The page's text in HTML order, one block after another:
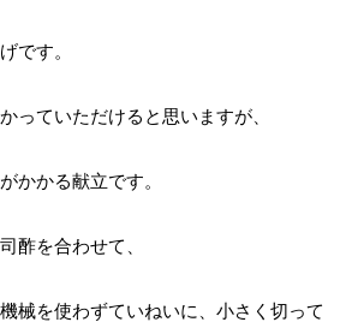
です。
っていただけると思いますが、
かかる献立です。
酢を合わせて、
械を使わずていねいに、小さく切って